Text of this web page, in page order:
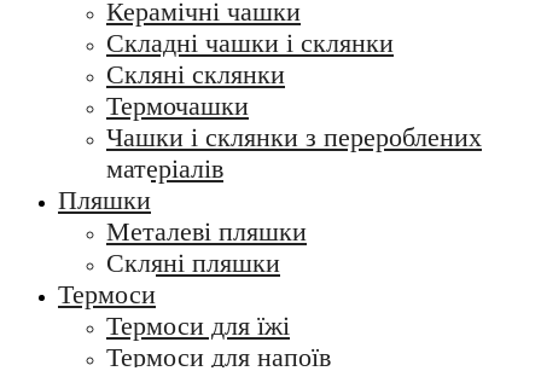
Керамічні чашки
Складні чашки і склянки
Скляні склянки
Термочашки
Чашки і склянки з перероблених
матеріалів
Пляшки
Металеві пляшки
Скляні пляшки
Термоси
Термоси для їжі
Термоси для напоїв